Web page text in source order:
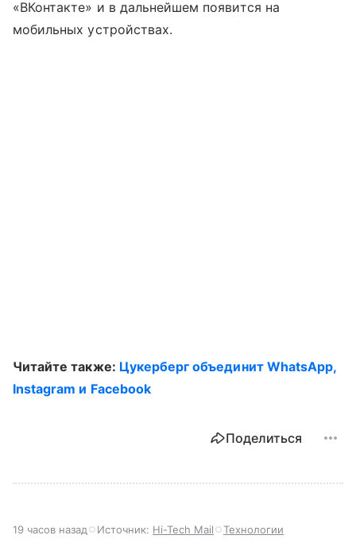
«ВКонтакте» и в дальнейшем появится на
мобильных устройствах.
Читайте также: Цукерберг объединит WhatsApp,
Instagram и Facebook
Поделиться
19 часов назад Источник: Hi-Tech Mail Технологии